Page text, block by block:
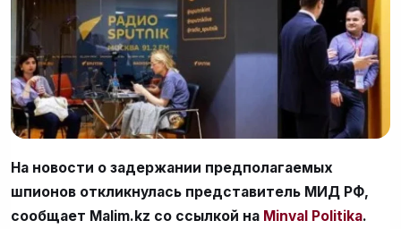
На новости о задержании предполагаемых
шпионов откликнулась представитель МИД РФ,
сообщает Malim.kz со ссылкой на Minval Politika.